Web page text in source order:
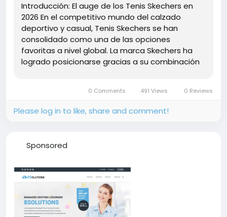
Introducción: El auge de los Tenis Skechers en
2026 En el competitivo mundo del calzado
deportivo y casual, Tenis Skechers se han
consolidado como una de las opciones
favoritas a nivel global. La marca Skechers ha
logrado posicionarse gracias a su combinación
solo compite con...0 Comments 491 Views 0 Reviews
Please log in to like, share and comment!
Sponsored